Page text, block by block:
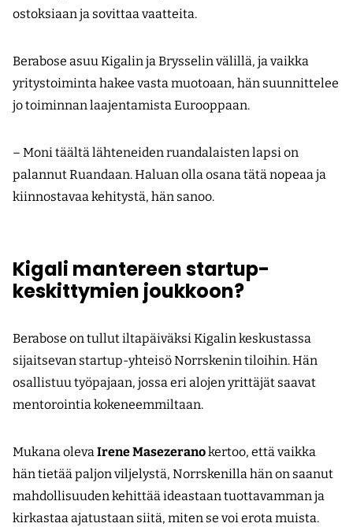
ostoksiaan ja sovittaa vaatteita.
Berabose asuu Kigalin ja Brysselin välillä, ja vaikka
yritystoiminta hakee vasta muotoaan, hän suunnittelee
jo toiminnan laajentamista Eurooppaan.
– Moni täältä lähteneiden ruandalaisten lapsi on
palannut Ruandaan. Haluan olla osana tätä nopeaa ja
kiinnostavaa kehitystä, hän sanoo.
Kigali mantereen startup-
keskittymien joukkoon?
Berabose on tullut iltapäiväksi Kigalin keskustassa
sijaitsevan startup-yhteisö Norrskenin tiloihin. Hän
osallistuu työpajaan, jossa eri alojen yrittäjät saavat
mentorointia kokeneemmiltaan.
Mukana oleva Irene Masezeranokertoo, että vaikka
hän tietää paljon viljelystä, Norrskenilla hän on saanut
mahdollisuuden kehittää ideastaan tuottavamman ja
kirkastaa ajatustaan siitä, miten se voi erota muista.